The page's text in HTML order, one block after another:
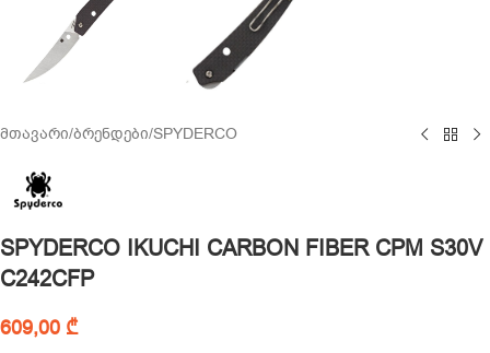
მთავარი/ბრენდები/SPYDERCO
SPYDERCO IKUCHI CARBON FIBER CPM S30V
C242CFP
609,00 ₾